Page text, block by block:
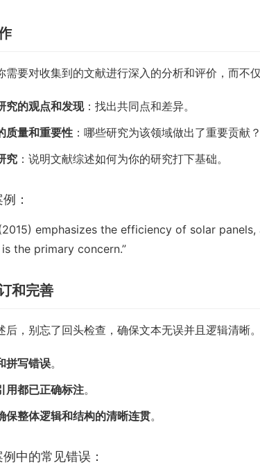
需要对收集到的文献进行深入的分析和评价，而不仅
究的观点和发现：找出共同点和差异。
质量和重要性 ：哪些研究为该领域做出了重要贡献
究 ：说明文献综述如何为你的研究打下基础。
：
emphasizes the efficiency of solar
the primary concern.”
和完善
后，别忘了回头检查，确保文本无误并且逻辑清晰。
拼写错误。
用都已正确标注。
保整体逻辑和结构的清晰连贯。
中的常见错误：